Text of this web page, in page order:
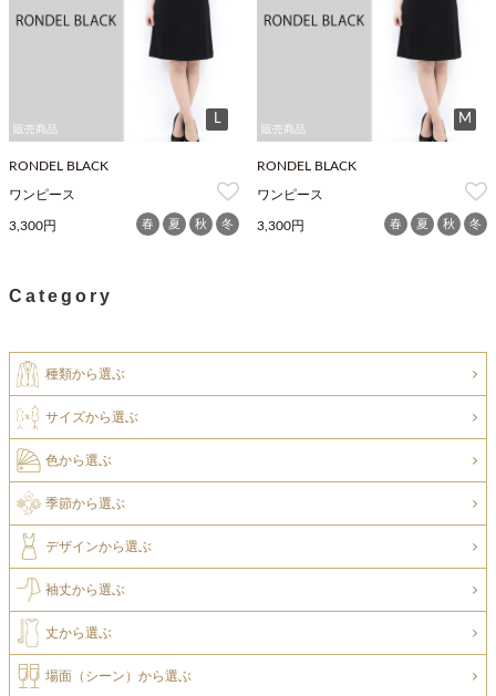
販売商品
L
RONDEL BLACK
ワンピース
3,300円 春 夏 秋 冬
販売商品
M
RONDEL BLACK
ワンピース
3,300円 春 夏 秋 冬
Category
種類から選ぶ
サイズから選ぶ
色から選ぶ
季節から選ぶ
デザインから選ぶ
袖丈から選ぶ
丈から選ぶ
場面（シーン）から選ぶ